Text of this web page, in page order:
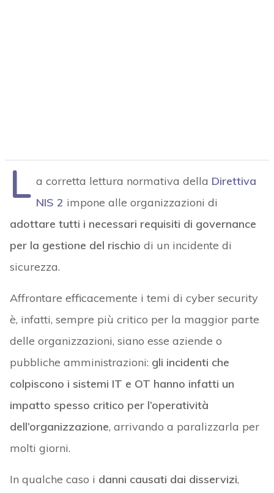
L a corretta lettura normativa della Direttiva
NIS 2 impone alle organizzazioni di
adottare tutti i necessari requisiti di governance
per la gestione del rischio di un incidente di
sicurezza.
Affrontare efficacemente i temi di cyber security
è, infatti, sempre più critico per la maggior parte
delle organizzazioni, siano esse aziende o
pubbliche amministrazioni: gli incidenti che
colpiscono i sistemi IT e OT hanno infatti un
impatto spesso critico per l’operatività
dell’organizzazione, arrivando a paralizzarla per
molti giorni.
In qualche caso i danni causati dai disservizi,